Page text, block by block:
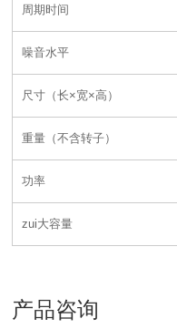
周期时间
噪音水平
尺寸（长×宽×高）
重量（不含转子）
功率
zui大容量
产品咨询